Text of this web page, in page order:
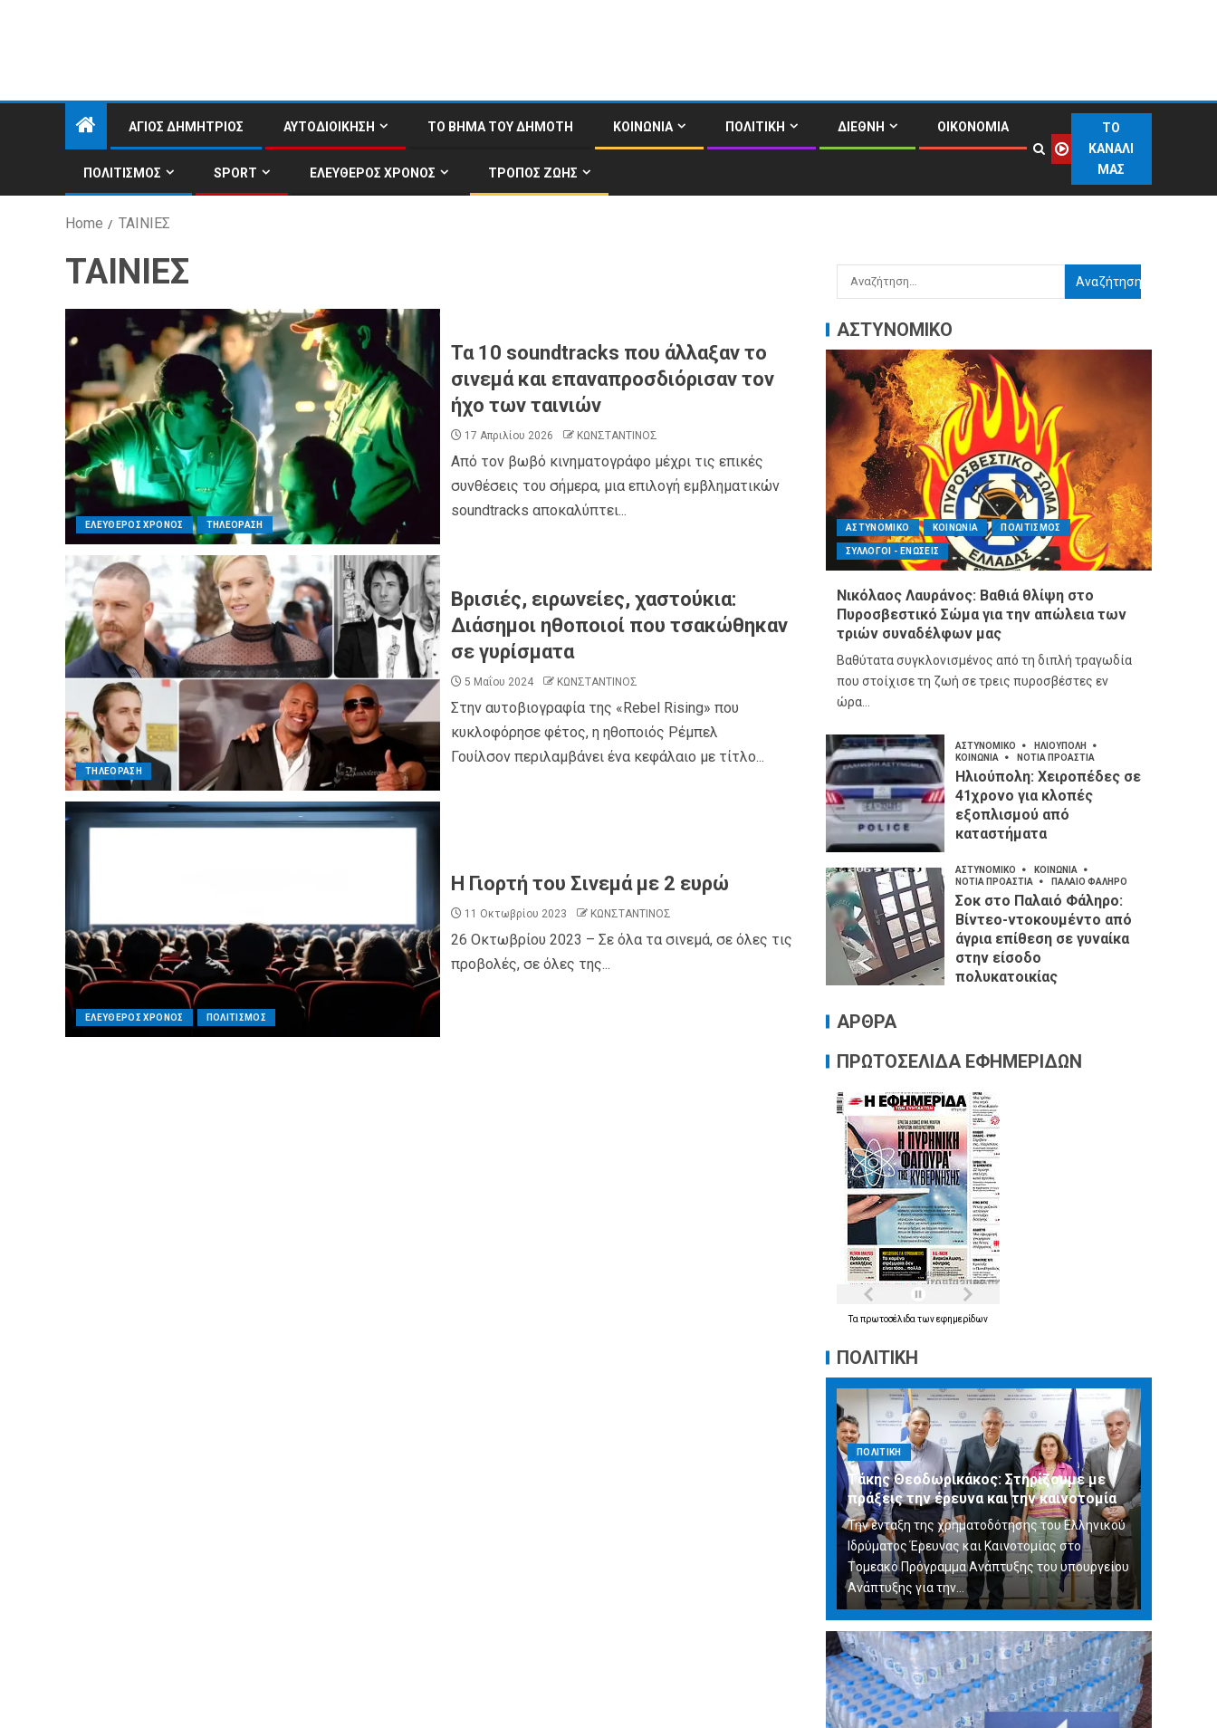
ΑΓΙΟΣ ΔΗΜΗΤΡΙΟΣ ΑΥΤΟΔΙΟΙΚΗΣΗ ΤΟ ΒΗΜΑ ΤΟΥ ΔΗΜΟΤΗ ΚΟΙΝΩΝΙΑ ΠΟΛΙΤΙΚΗ ΔΙΕΘΝΗ ΟΙΚΟΝΟΜΙΑ
ΠΟΛΙΤΙΣΜΟΣ SPORT ΕΛΕΥΘΕΡΟΣ ΧΡΟΝΟΣ ΤΡΟΠΟΣ ΖΩΗΣ
ΤΟ
ΚΑΝΑΛΙ
ΜΑΣ
Home ΤΑΙΝΙΕΣ
ΤΑΙΝΙΕΣ
ΕΛΕΥΘΕΡΟΣ ΧΡΟΝΟΣ ΤΗΛΕΟΡΑΣΗ
Τα 10 soundtracks που άλλαξαν το
σινεμά και επαναπροσδιόρισαν τον
ήχο των ταινιών
17 Απριλίου 2026 ΚΩΝΣΤΑΝΤΙΝΟΣ
Από τον βωβό κινηματογράφο μέχρι τις επικές
συνθέσεις του σήμερα, μια επιλογή εμβληματικών
soundtracks αποκαλύπτει...
ΤΗΛΕΟΡΑΣΗ
Βρισιές, ειρωνείες, χαστούκια:
Διάσημοι ηθοποιοί που τσακώθηκαν
σε γυρίσματα
5 Μαΐου 2024 ΚΩΝΣΤΑΝΤΙΝΟΣ
Στην αυτοβιογραφία της «Rebel Rising» που
κυκλοφόρησε φέτος, η ηθοποιός Ρέμπελ
Γουίλσον περιλαμβάνει ένα κεφάλαιο με τίτλο...
ΕΛΕΥΘΕΡΟΣ ΧΡΟΝΟΣ ΠΟΛΙΤΙΣΜΟΣ
Η Γιορτή του Σινεμά με 2 ευρώ
11 Οκτωβρίου 2023 ΚΩΝΣΤΑΝΤΙΝΟΣ
26 Οκτωβρίου 2023 – Σε όλα τα σινεμά, σε όλες τις
προβολές, σε όλες της...
ΑΣΤΥΝΟΜΙΚΟ
ΑΣΤΥΝΟΜΙΚΟ ΚΟΙΝΩΝΙΑ ΠΟΛΙΤΙΣΜΟΣ
ΣΥΛΛΟΓΟΙ - ΕΝΩΣΕΙΣ
Νικόλαος Λαυράνος: Βαθιά θλίψη στο
Πυροσβεστικό Σώμα για την απώλεια των
τριών συναδέλφων μας
Βαθύτατα συγκλονισμένος από τη διπλή τραγωδία
που στοίχισε τη ζωή σε τρεις πυροσβέστες εν
ώρα...
ΑΣΤΥΝΟΜΙΚΟ
ΗΛΙΟΥΠΟΛΗ
ΚΟΙΝΩΝΙΑ
ΝΟΤΙΑ ΠΡΟΑΣΤΙΑ
Ηλιούπολη: Χειροπέδες σε
41χρονο για κλοπές
εξοπλισμού από
καταστήματα
ΑΣΤΥΝΟΜΙΚΟ
ΚΟΙΝΩΝΙΑ
ΝΟΤΙΑ ΠΡΟΑΣΤΙΑ
ΠΑΛΑΙΟ ΦΑΛΗΡΟ
Σοκ στο Παλαιό Φάληρο:
Βίντεο-ντοκουμέντο από
άγρια επίθεση σε γυναίκα
στην είσοδο
πολυκατοικίας
ΑΡΘΡΑ
ΠΡΩΤΟΣΕΛΙΔΑ ΕΦΗΜΕΡΙΔΩΝ
Τα πρωτοσέλιδα τωνεφημερίδων
ΠΟΛΙΤΙΚΗ
ΠΟΛΙΤΙΚΗ
Τάκης Θεοδωρικάκος: Στηρίζουμε με
πράξεις την έρευνα και την καινοτομία
Την ένταξη της χρηματοδότησης του Ελληνικού
Ιδρύματος Έρευνας και Καινοτομίας στο
Tομεακό Πρόγραμμα Ανάπτυξης του υπουργείου
Ανάπτυξης για την…